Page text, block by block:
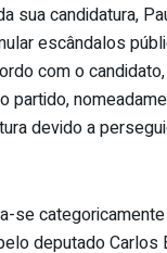
sua candidatura,
escândalos
com o
partido,
devido a
se
deputado